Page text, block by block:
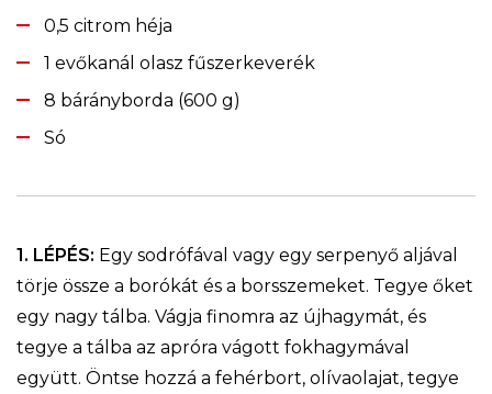
0,5 citrom héja
1 evőkanál olasz fűszerkeverék
8 bárányborda (600 g)
Só
1. LÉPÉS: Egy sodrófával vagy egy serpenyő aljával
törje össze a borókát és a borsszemeket. Tegye őket
egy nagy tálba. Vágja finomra az újhagymát, és
tegye a tálba az apróra vágott fokhagymával
együtt. Öntse hozzá a fehérbort, olívaolajat, tegye